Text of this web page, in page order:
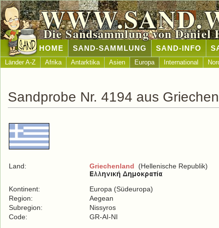
Die Sandsammlung von Daniel
HOME SAND-SAMMLUNG SAND-INFO
Länder A-Z Afrika Antarktika Asien Europa International
Sandprobe Nr. 4194 aus
Land: Griechenland (Hellenische Republik)
Kontinent:
Europa (Südeuropa)
Region:
Aegean
Subregion:
Nissyros
Code:
GR-AI-NI